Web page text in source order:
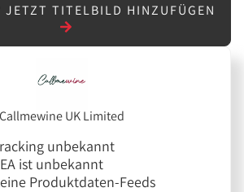
JETZT TITELBILD HINZUFÜGEN
Callmewine UK Limited
unbekannt
ist unbekannt
Produktdaten-Feeds